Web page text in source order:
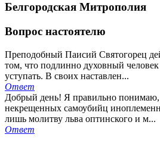
Белгородская Митрополия
Вопрос настоятелю
Преподобный Паисий Святогорец
том, что подлинно духовный
уступать. В своих наставлен...
Ответ
Добрый день! Я правильно понимаю,
некрещенных самоубийц
лишь молитву льва оптинского и м...
Ответ